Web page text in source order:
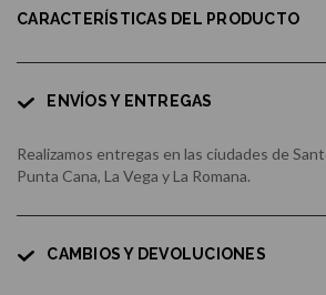
CARACTERÍSTICAS DEL PRODUCTO
ENVÍOS Y ENTREGAS
Realizamos entregas en las ciudades de
Punta Cana, La Vega y La Romana.
CAMBIOS Y DEVOLUCIONES